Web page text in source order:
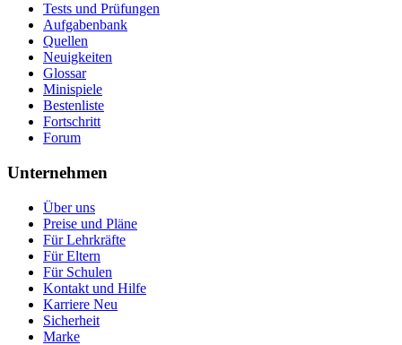
Tests und Prüfungen
Aufgabenbank
Quellen
Neuigkeiten
Glossar
Minispiele
Bestenliste
Fortschritt
Forum
Unternehmen
Über uns
Preise und Pläne
Für Lehrkräfte
Für Eltern
Für Schulen
Kontakt und Hilfe
Karriere Neu
Sicherheit
Marke